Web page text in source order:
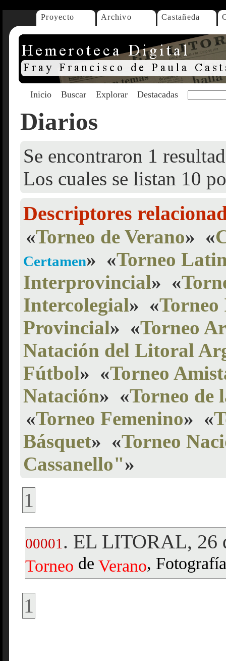
Proyecto Archivo Castañeda
Inicio Buscar Explorar Destacadas
Diarios
Se encontraron 1
Los cuales se listan 10
Descriptores
«Torneo de Verano» «
Certamen» «Torneo
Interprovincial» «
Intercolegial» «
Provincial» «Torneo
Natación del Litoral
Fútbol» «Torneo
Natación» «Torneo de
«Torneo Femenino» «
Básquet» «Torneo
Cassanello"»
1
00001 . EL LITORAL, 26
Torneo de Verano,
1